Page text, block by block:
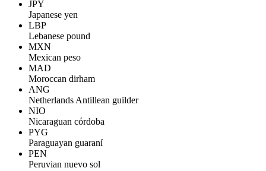
JPY
Japanese yen
LBP
Lebanese pound
MXN
Mexican peso
MAD
Moroccan dirham
ANG
Netherlands Antillean guilder
NIO
Nicaraguan córdoba
PYG
Paraguayan guaraní
PEN
Peruvian nuevo sol